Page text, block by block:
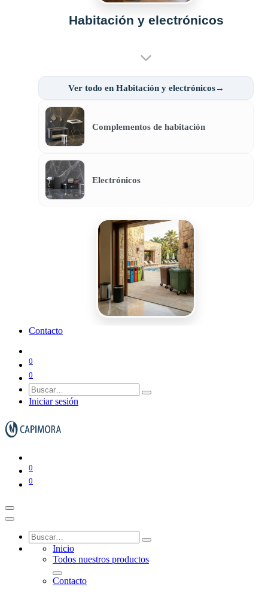
Habitación y electrónicos
Ver todo en Habitación y electrónicos→
Complementos de habitación
Electrónicos
Contacto
0
0
Iniciar sesión
0
0
Inicio
Todos nuestros productos
Contacto